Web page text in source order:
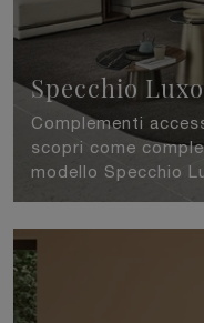
Specchio
Complementi
scopri come
modello Specchio